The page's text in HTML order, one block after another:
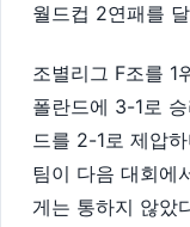
월드컵 2연패를
조별리그 F조를 1
폴란드에 3-1로
드를 2-1로 제압
팀이 다음 대회에
게는 통하지 않았